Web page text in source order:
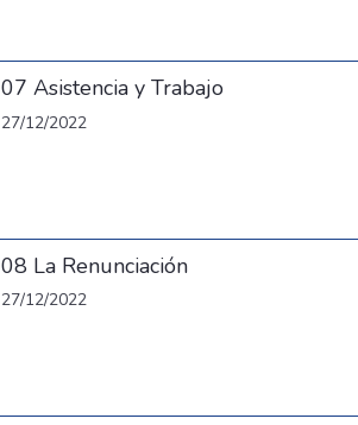
07 Asistencia y Trabajo
27/12/2022
08 La Renunciación
27/12/2022